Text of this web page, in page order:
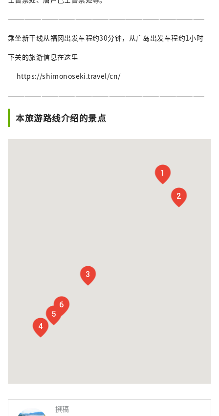
———————————————————————————————————
乘坐新干线从福冈出发车程约30分钟，从广岛出发车程约1小时
下关的旅游信息在这里
https://shimonoseki.travel/cn/
———————————————————————————————————
本旅游路线介绍的景点
1
2
3
4
5
6
撰稿